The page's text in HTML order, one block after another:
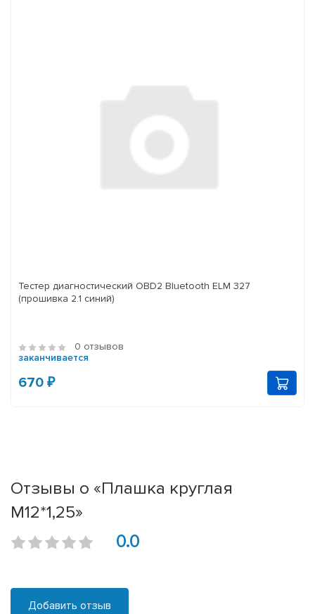
Тестер диагностический OBD2 Bluetooth ELM 327
(прошивка 2.1 синий)
0 отзывов
заканчивается
670 ₽
Отзывы о «Плашка круглая
М12*1,25»
0.0
Добавить отзыв